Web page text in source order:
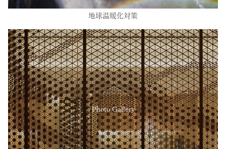
地球温暖化対策
Photo Gallery